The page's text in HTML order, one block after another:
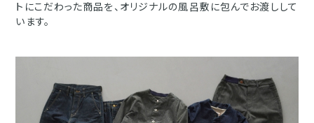
トにこだわった商品を、オリジナルの風呂敷に包んでお渡しして
います。